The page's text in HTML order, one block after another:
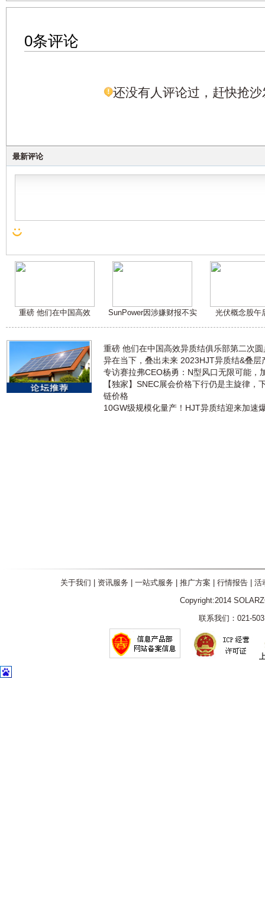
0条评论
还没有人评论过，赶快抢沙
最新评论
重磅 他们在中国高效 SunPower因涉嫌财报不实 光伏概念股午
重磅 他们在中国高效异质结俱乐部第二次
异在当下，叠出未来 2023HJT异质结&叠层
专访赛拉弗CEO杨勇：N型风口无限可能，
【独家】SNEC展会价格下行仍是主旋律，
链价格
10GW级规模化量产！HJT异质结迎来加速
关于我们 资讯服务 一站式服务 推广方案 行情报告| 活
Copyright:2014
联系我们：021-